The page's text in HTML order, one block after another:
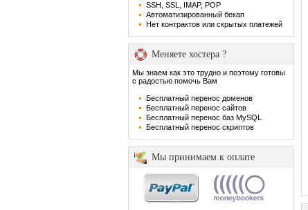
SSH, SSL, IMAP, POP
Автоматизированный бекап
Нет контрактов или скрытых платежей
Меняете хостера ?
Мы знаем как это трудно и поэтому готовы
с радостью помочь Вам
Бесплатный перенос доменов
Бесплатный перенос сайтов
Бесплатный перенос баз MySQL
Бесплатный перенос скриптов
Мы принимаем к оплате